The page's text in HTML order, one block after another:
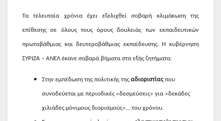
Τα τελευταία χρόνια έχει εξελιχθεί σοβαρή κλιμάκωση της
επίθεσης σε όλους τους όρους δουλειάς των εκπαιδευτικών
πρωτοβάθμιας και δευτεροβάθμιας εκπαίδευσης. Η κυβέρνηση
ΣΥΡΙΖΑ – ΑΝΕΛ έκανε σοβαρά βήματα στα εξής ζητήματα:
Στην εμπέδωση της πολιτικής της αδιοριστίας που
συνοδεύεται με περιοδικές «δεσμεύσεις» για «δεκάδες
χιλιάδες μόνιμους διορισμούς»… του χρόνου.